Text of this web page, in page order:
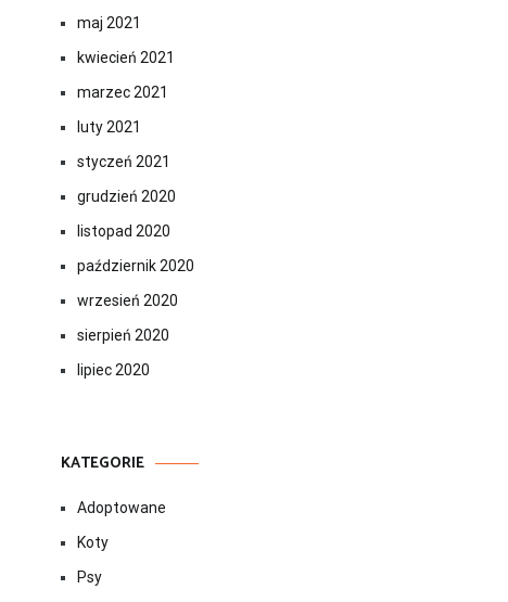
maj 2021
kwiecień 2021
marzec 2021
luty 2021
styczeń 2021
grudzień 2020
listopad 2020
październik 2020
wrzesień 2020
sierpień 2020
lipiec 2020
KATEGORIE
Adoptowane
Koty
Psy